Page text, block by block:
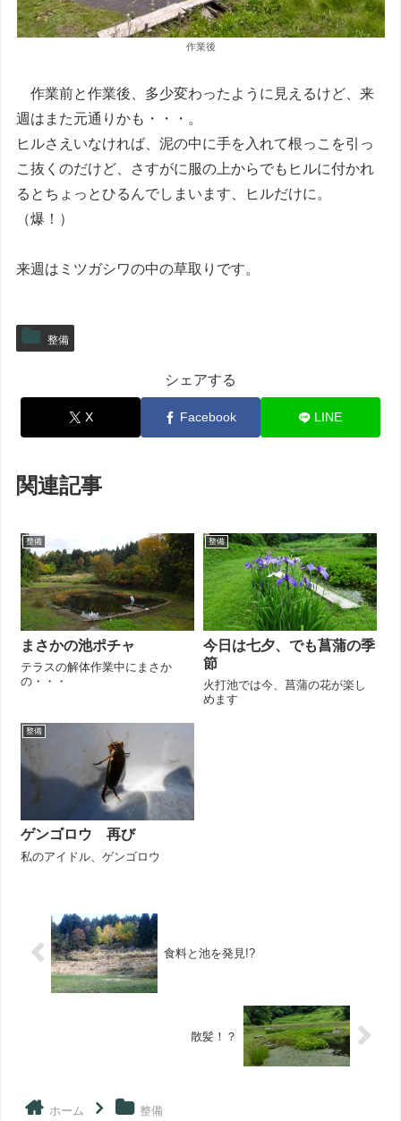
作業後
作業前と作業後、多少変わったように見えるけど、来
週はまた元通りかも・・・。
ヒルさえいなければ、泥の中に手を入れて根っこを引っ
こ抜くのだけど、さすがに服の上からでもヒルに付かれ
るとちょっとひるんでしまいます、ヒルだけに。
（爆！）
来週はミツガシワの中の草取りです。
整備
シェアする
X Facebook LINE
関連記事
整備
まさかの池ポチャ
テラスの解体作業中にまさか
の・・・
整備
今日は七夕、でも菖蒲の季
節
火打池では今、菖蒲の花が楽し
めます
整備
ゲンゴロウ 再び
私のアイドル、ゲンゴロウ
食料と池を発見!?
散髪！？
ホーム 整備